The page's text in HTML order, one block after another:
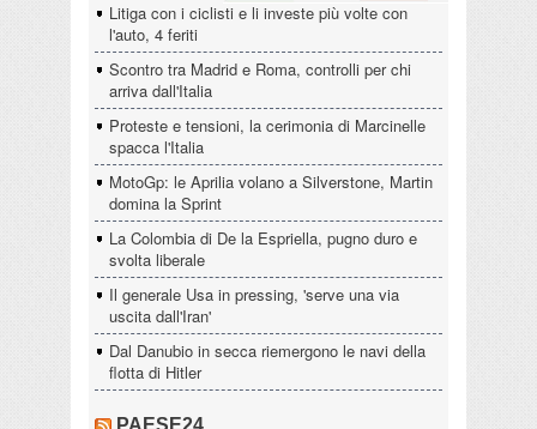
Litiga con i ciclisti e li investe più volte con
l'auto, 4 feriti
Scontro tra Madrid e Roma, controlli per chi
arriva dall'Italia
Proteste e tensioni, la cerimonia di Marcinelle
spacca l'Italia
MotoGp: le Aprilia volano a Silverstone, Martin
domina la Sprint
La Colombia di De la Espriella, pugno duro e
svolta liberale
Il generale Usa in pressing, 'serve una via
uscita dall'Iran'
Dal Danubio in secca riemergono le navi della
flotta di Hitler